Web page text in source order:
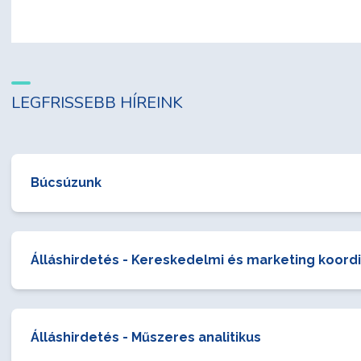
LEGFRISSEBB HÍREINK
Búcsúzunk
Álláshirdetés - Kereskedelmi és marketing
Álláshirdetés - Műszeres analitikus